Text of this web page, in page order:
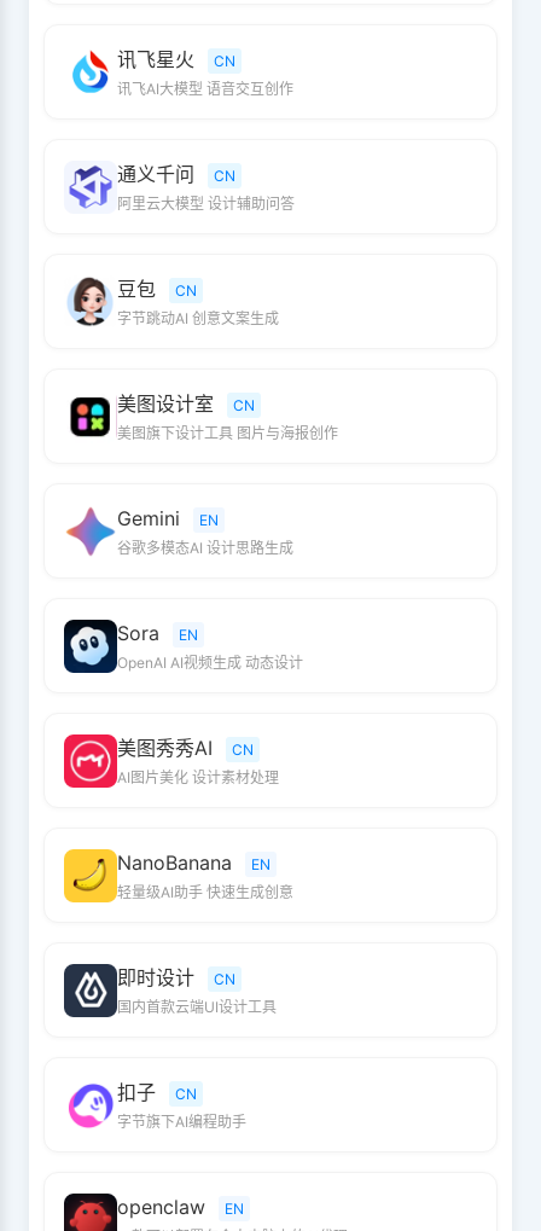
讯飞星火
CN
讯飞AI大模型 语音交互创作
通义千问
CN
阿里云大模型 设计辅助问答
豆包
CN
字节跳动AI 创意文案生成
美图设计室
CN
美图旗下设计工具 图片与海报创作
Gemini
EN
谷歌多模态AI 设计思路生成
Sora
EN
OpenAI AI视频生成 动态设计
美图秀秀AI
CN
AI图片美化 设计素材处理
NanoBanana
EN
轻量级AI助手 快速生成创意
即时设计
CN
国内首款云端UI设计工具
扣子
CN
字节旗下AI编程助手
openclaw
EN